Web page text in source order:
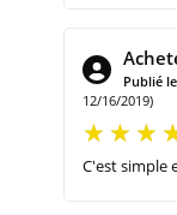
Publié
12/16/2019)
C'est simple